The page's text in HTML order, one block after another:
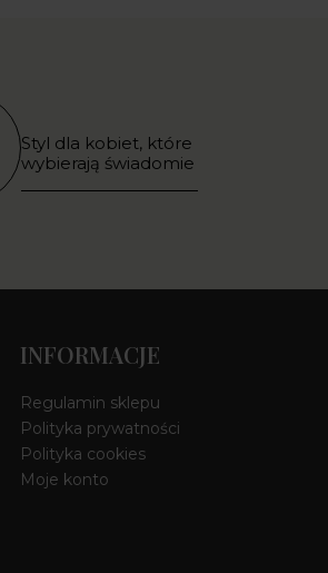
Styl dla kobiet, które
wybierają świadomie
INFORMACJE
Regulamin sklepu
Polityka prywatności
Polityka cookies
Moje konto